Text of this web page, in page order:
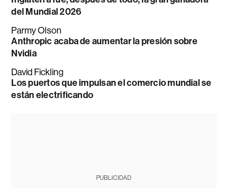
del Mundial 2026
Parmy Olson
Anthropic acaba de aumentar la presión sobre
Nvidia
David Fickling
Los puertos que impulsan el comercio mundial se
están electrificando
PUBLICIDAD